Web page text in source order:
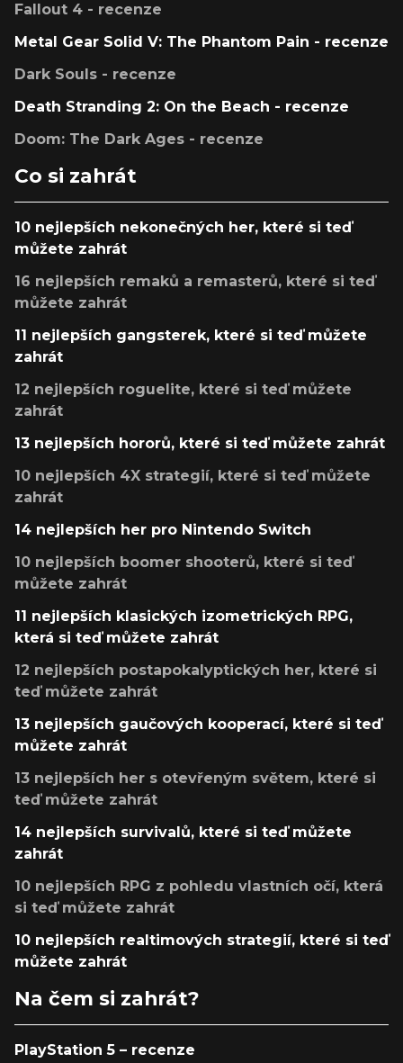
Fallout 4 - recenze
Metal Gear Solid V: The Phantom Pain - recenze
Dark Souls - recenze
Death Stranding 2: On the Beach - recenze
Doom: The Dark Ages - recenze
Co si zahrát
10 nejlepších nekonečných her, které si teď
můžete zahrát
16 nejlepších remaků a remasterů, které si teď
můžete zahrát
11 nejlepších gangsterek, které si teď můžete
zahrát
12 nejlepších roguelite, které si teď můžete
zahrát
13 nejlepších hororů, které si teď můžete zahrát
10 nejlepších 4X strategií, které si teď můžete
zahrát
14 nejlepších her pro Nintendo Switch
10 nejlepších boomer shooterů, které si teď
můžete zahrát
11 nejlepších klasických izometrických RPG,
která si teď můžete zahrát
12 nejlepších postapokalyptických her, které si
teď můžete zahrát
13 nejlepších gaučových kooperací, které si teď
můžete zahrát
13 nejlepších her s otevřeným světem, které si
teď můžete zahrát
14 nejlepších survivalů, které si teď můžete
zahrát
10 nejlepších RPG z pohledu vlastních očí, která
si teď můžete zahrát
10 nejlepších realtimových strategií, které si teď
můžete zahrát
Na čem si zahrát?
PlayStation 5 – recenze